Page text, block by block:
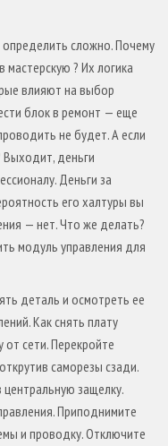
сложно. Почему
? Их логика
влияют на выбор
блок в ремонт — еще
не будет. А если
Выходит, деньги
Деньги за
его халтуры вы
— нет. Что же делать?
модуль управления для
деталь и осмотреть ее
Как снять плату
сети. Перекройте
саморезы сзади.
защелку.
Приподнимите
и проводку. Отключите